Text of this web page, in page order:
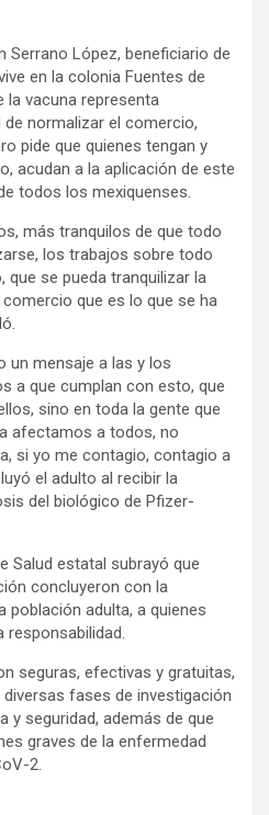
Serrano López, beneficiario de
en la colonia Fuentes de
la vacuna representa
de normalizar el comercio,
pide que quienes tengan y
acudan a la aplicación de este
todos los mexiquenses.
más tranquilos de que todo
los trabajos sobre todo
que se pueda tranquilizar la
que es lo que se ha
un mensaje a las y los
a que cumplan con esto, que
sino en toda la gente que
afectamos a todos, no
si yo me contagio, contagio a
el adulto al recibir la
del biológico de Pfizer-
Salud estatal subrayó que
concluyeron con la
población adulta, a quienes
responsabilidad.
seguras, efectivas y gratuitas,
fases de investigación
y seguridad, además de que
graves de la enfermedad
2.